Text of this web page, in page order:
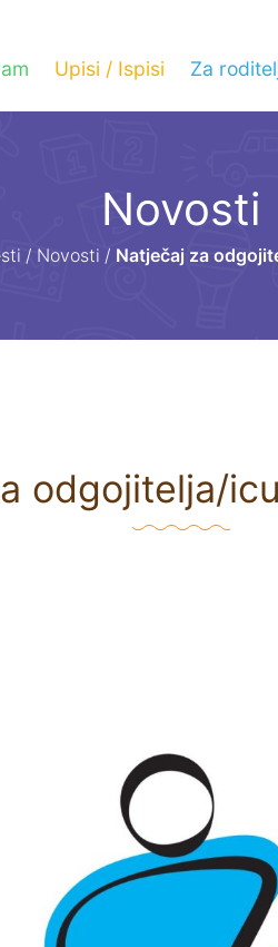
Upisi / Ispisi Za
Novosti
/ Novosti / Natječaj za
odgojitelja/